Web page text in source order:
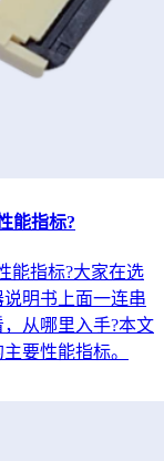
能指标?
能指标?大家在选
明书上面一连串
从哪里入手?本文
要性能指标。